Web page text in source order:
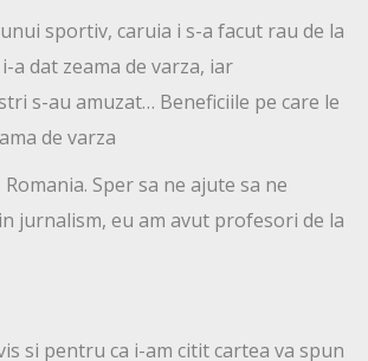
sportiv, caruia i s-a facut rau de la
a dat zeama de varza, iar
s-au amuzat… Beneficiile pe care le
de varza
Sper sa ne ajute sa ne
jurnalism, eu am avut profesori de la
si pentru ca i-am citit cartea va spun